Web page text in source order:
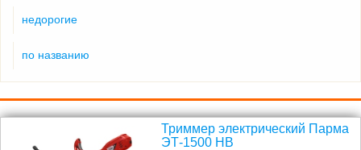
недорогие
по названию
Триммер электрический Парма
ЭТ-1500 НВ